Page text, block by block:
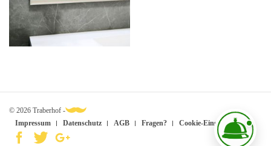
© 2026 Traberhof -
Impressum
Datenschutz AGB Fragen? Cookie-Einstellungen